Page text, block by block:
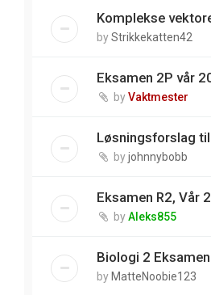
Komplekse
byStrikkekatten42
Eksamen 2P vår
byVaktmester
Løsningsforslag
byjohnnybobb
Eksamen R2, Vår
byAleks855
Biologi 2
by MatteNoobie123